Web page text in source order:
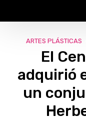
ARTES PLÁSTICAS
El
adquirió
un